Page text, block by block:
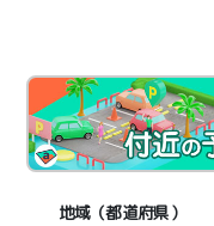
地域（都道府県）